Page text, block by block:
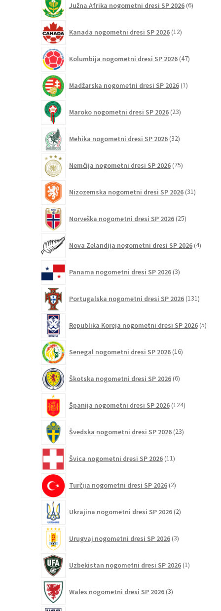
Južna Afrika nogometni dresi SP 2026 6izdelkov
Kanada nogometni dresi SP 2026 12izdelkov
Kolumbija nogometni dresi SP 2026 47izdelkov
Madžarska nogometni dresi SP 2026 1izdelek
Maroko nogometni dresi SP 2026 23izdelkov
Mehika nogometni dresi SP 2026 32izdelkov
Nemčija nogometni dresi SP 2026 75izdelkov
Nizozemska nogometni dresi SP 2026 31izdelkov
Norveška nogometni dresi SP 2026 25izdelkov
Nova Zelandija nogometni dresi SP 2026 4izdelki
Panama nogometni dresi SP 2026 3izdelki
Portugalska nogometni dresi SP 2026 131
Republika Koreja nogometni dresi SP 2026 5
Senegal nogometni dresi SP 2026 16izdelkov
Škotska nogometni dresi SP 2026 6izdelkov
Španija nogometni dresi SP 2026 124izdelkov
Švedska nogometni dresi SP 2026 23izdelkov
Švica nogometni dresi SP 2026 11izdelkov
Turčija nogometni dresi SP 2026 2izdelka
Ukrajina nogometni dresi SP 2026 2izdelka
Urugvaj nogometni dresi SP 2026 3izdelki
Uzbekistan nogometni dresi SP 2026 1izdelek
Wales nogometni dresi SP 2026 3izdelki